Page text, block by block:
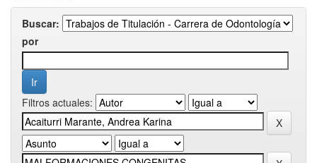
Buscar:
por
Filtros actuales: